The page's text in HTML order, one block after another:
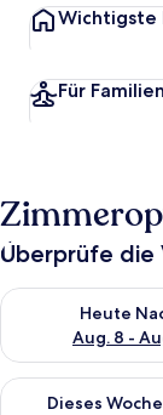
Wichtigste
Für Familien
Überprüfe die
Heute
Aug. 8 -
Überprüfe die
Dieses
Überprüfe die